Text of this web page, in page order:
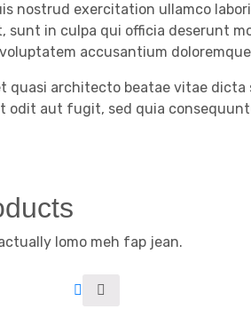
nostrud exercitation ullamco
in culpa qui officia deserunt
accusantium
quasi architecto beatae vitae dicta
aut fugit, sed quia
lomo meh fap jean.